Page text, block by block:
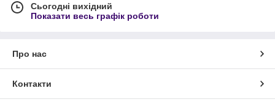
Сьогодні вихідний
Показати весь графік роботи
Про нас
Контакти